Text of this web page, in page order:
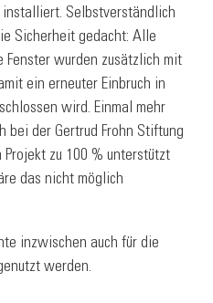
installiert. Selbstverständlich
Sicherheit gedacht: Alle
Fenster wurden zusätzlich mit
ein erneuter Einbruch in
wird. Einmal mehr
bei der Gertrud Frohn Stiftung
zu 100 % unterstützt
das nicht möglich
inzwischen auch für die
werden.